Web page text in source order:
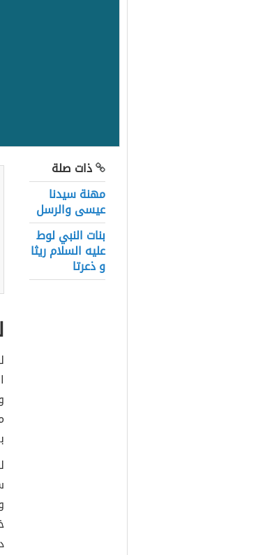
ذات صلة
مهنة سيدنا
عيسى والرسل
بنات النبي لوط
عليه السلام ريثا
و ذعرتا